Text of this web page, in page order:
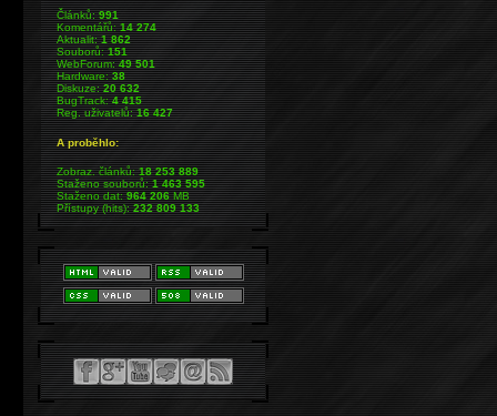
Článků:991
Komentářů:14 274
Aktualit:1 862
Souborů:151
WebForum:49 501
Hardware:38
Diskuze:20 632
BugTrack:4 415
Reg. uživatelů:16 427
A proběhlo:
Zobraz. článků:18 253 889
Staženo souborů:1 463 595
Staženo dat:964 206MB
Přístupy (hits):232 809 133